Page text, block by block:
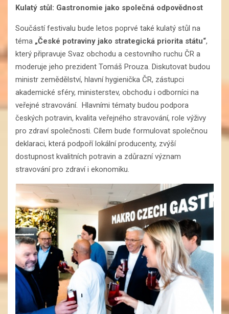
Kulatý stůl: Gastronomie jako společná odpovědnost
Součástí festivalu bude letos poprvé také kulatý stůl na
téma „České potraviny jako strategická priorita státu“,
který připravuje Svaz obchodu a cestovního ruchu ČR a
moderuje jeho prezident Tomáš Prouza. Diskutovat budou
ministr zemědělství, hlavní hygienička ČR, zástupci
akademické sféry, ministerstev, obchodu i odborníci na
veřejné stravování. Hlavními tématy budou podpora
českých potravin, kvalita veřejného stravování, role výživy
pro zdraví společnosti. Cílem bude formulovat společnou
deklaraci, která podpoří lokální producenty, zvýší
dostupnost kvalitních potravin a zdůrazní význam
stravování pro zdraví i ekonomiku.